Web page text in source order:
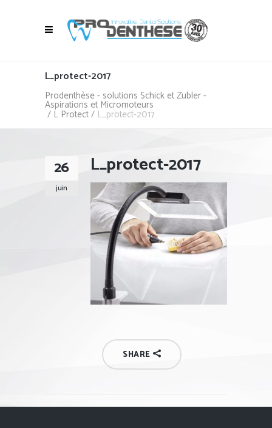
L_protect-2017
Prodenthèse - solutions Schick et Zubler -
Aspirations et Micromoteurs
/ L Protect/ L_protect-2017
26
juin
L_protect-2017
SHARE